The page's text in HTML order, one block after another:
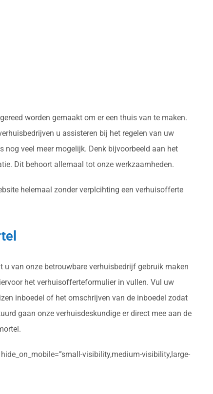
worden gemaakt om er een thuis van te maken.
u assisteren bij het regelen van uw
veel meer mogelijk. Denk bijvoorbeeld aan het
Dit behoort allemaal tot onze werkzaamheden.
helemaal zonder verplcihting een verhuisofferte
u van onze betrouwbare verhuisbedrijf gebruik maken
het verhuisofferteformulier in vullen. Vul uw
inboedel of het omschrijven van de inboedel zodat
gaan onze verhuisdeskundige er direct mee aan de
visibility,medium-visibility,large-